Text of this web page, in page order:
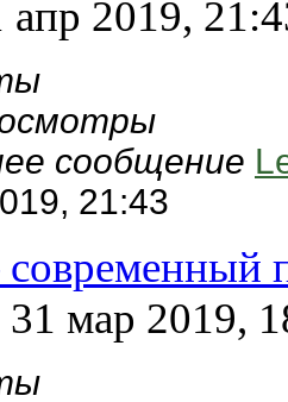
апр 2019,
сообщение
21:43
современный
31 мар 2019,